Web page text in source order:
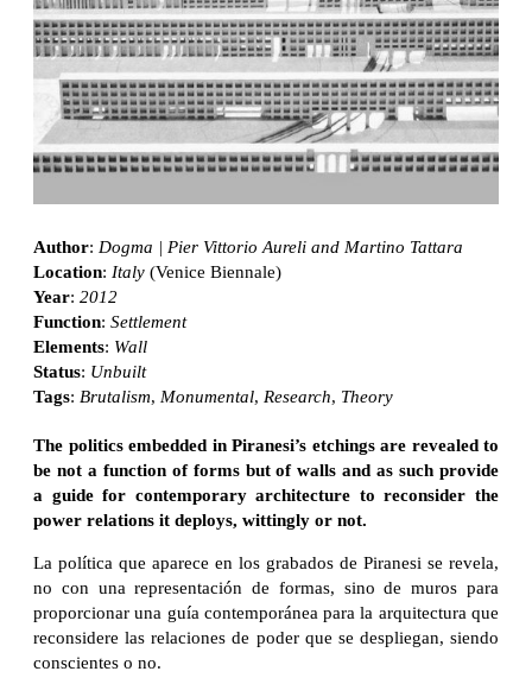
Author: Dogma | Pier Vittorio Aureli and Martino Tattara
Location: Italy (Venice Biennale)
Year: 2012
Function: Settlement
Elements: Wall
Status: Unbuilt
Tags: Brutalism, Monumental, Research, Theory
The politics embedded in Piranesi’s etchings are revealed to
be not a function of forms but of walls and as such provide
a guide for contemporary architecture to reconsider the
power relations it deploys, wittingly or not.
La política que aparece en los grabados de Piranesi se revela,
no con una representación de formas, sino de muros para
proporcionar una guía contemporánea para la arquitectura que
reconsidere las relaciones de poder que se despliegan, siendo
conscientes o no.